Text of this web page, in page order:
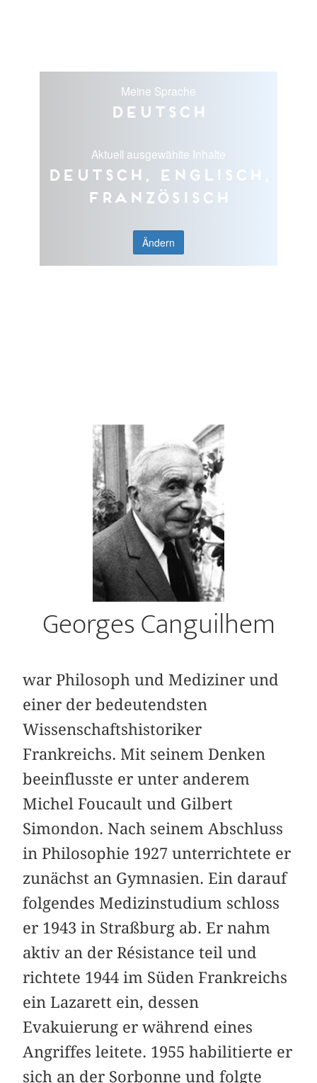
Meine Sprache
Deutsch
Aktuell ausgewählte Inhalte
Deutsch, Englisch,
Französisch
Ändern
Georges Canguilhem
war Philosoph und Mediziner und
einer der bedeutendsten
Wissenschaftshistoriker
Frankreichs. Mit seinem Denken
beeinflusste er unter anderem
Michel Foucault und Gilbert
Simondon. Nach seinem Abschluss
in Philosophie 1927 unterrichtete er
zunächst an Gymnasien. Ein darauf
folgendes Medizinstudium schloss
er 1943 in Straßburg ab. Er nahm
aktiv an der Résistance teil und
richtete 1944 im Süden Frankreichs
ein Lazarett ein, dessen
Evakuierung er während eines
Angriffes leitete. 1955 habilitierte er
sich an der Sorbonne und folgte